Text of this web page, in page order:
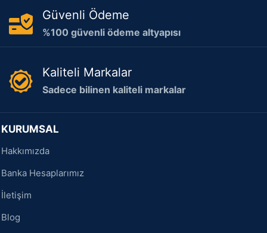
Güvenli Ödeme
%100 güvenli ödeme altyapısı
Kaliteli Markalar
Sadece bilinen kaliteli markalar
KURUMSAL
Hakkımızda
Banka Hesaplarımız
İletişim
Blog